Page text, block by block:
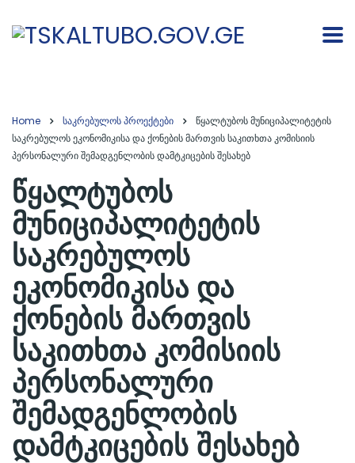
Home საკრებულოს პროექტები
წყალტუბოს მუნიციპალიტეტის
საკრებულოს ეკონომიკისა და ქონების მართვის საკითხთა კომისიის
პერსონალური შემადგენლობის დამტკიცების შესახებ
წყალტუბოს
მუნიციპალიტეტის
საკრებულოს
ეკონომიკისა და
ქონების მართვის
საკითხთა კომისიის
პერსონალური
შემადგენლობის
დამტკიცების შესახებ